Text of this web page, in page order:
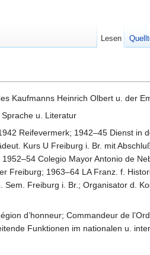
Kaufmanns Heinrich Olbert u. der
u. Literatur
Reifevermerk; 1942–45 Dienst in
Kurs U Freiburg i. Br. mit
Colegio Mayor Antonio de
Freiburg; 1963–64 LA Franz. f.
Freiburg i. Br.; Organisator d.
d’honneur; Commandeur de
Funktionen im nationalen u.
Lesen